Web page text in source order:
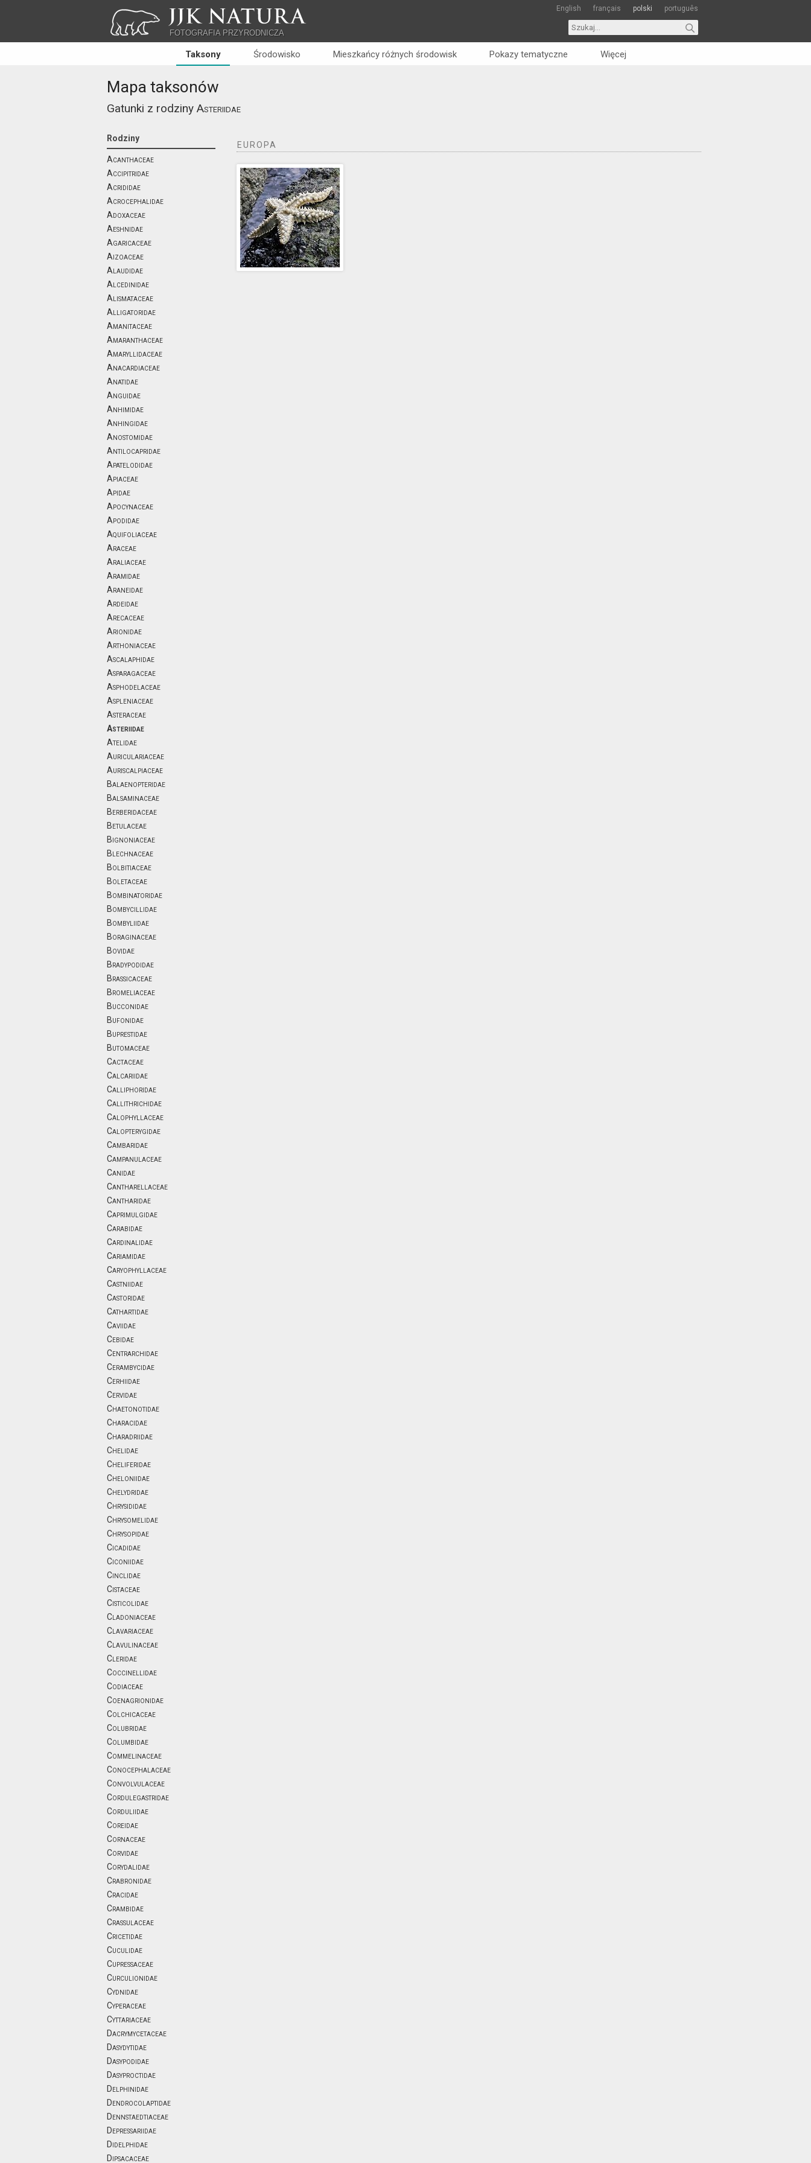
JJK NATURA
FOTOGRAFIA PRZYRODNICZA
English français polski português
Taksony Środowisko Mieszkańcy różnych środowisk Pokazy tematyczne Więcej
Mapa taksonów
Gatunki z rodziny Asteriidae
Rodziny
Acanthaceae
Accipitridae
Acrididae
Acrocephalidae
Adoxaceae
Aeshnidae
Agaricaceae
Aizoaceae
Alaudidae
Alcedinidae
Alismataceae
Alligatoridae
Amanitaceae
Amaranthaceae
Amaryllidaceae
Anacardiaceae
Anatidae
Anguidae
Anhimidae
Anhingidae
Anostomidae
Antilocapridae
Apatelodidae
Apiaceae
Apidae
Apocynaceae
Apodidae
Aquifoliaceae
Araceae
Araliaceae
Aramidae
Araneidae
Ardeidae
Arecaceae
Arionidae
Arthoniaceae
Ascalaphidae
Asparagaceae
Asphodelaceae
Aspleniaceae
Asteraceae
Asteriidae
Atelidae
Auriculariaceae
Auriscalpiaceae
Balaenopteridae
Balsaminaceae
Berberidaceae
Betulaceae
Bignoniaceae
Blechnaceae
Bolbitiaceae
Boletaceae
Bombinatoridae
Bombycillidae
Bombyliidae
Boraginaceae
Bovidae
Bradypodidae
Brassicaceae
Bromeliaceae
Bucconidae
Bufonidae
Buprestidae
Butomaceae
Cactaceae
Calcariidae
Calliphoridae
Callithrichidae
Calophyllaceae
Calopterygidae
Cambaridae
Campanulaceae
Canidae
Cantharellaceae
Cantharidae
Caprimulgidae
Carabidae
Cardinalidae
Cariamidae
Caryophyllaceae
Castniidae
Castoridae
Cathartidae
Caviidae
Cebidae
Centrarchidae
Cerambycidae
Cerhiidae
Cervidae
Chaetonotidae
Characidae
Charadriidae
Chelidae
Cheliferidae
Cheloniidae
Chelydridae
Chrysididae
Chrysomelidae
Chrysopidae
Cicadidae
Ciconiidae
Cinclidae
Cistaceae
Cisticolidae
Cladoniaceae
Clavariaceae
Clavulinaceae
Cleridae
Coccinellidae
Codiaceae
Coenagrionidae
Colchicaceae
Colubridae
Columbidae
Commelinaceae
Conocephalaceae
Convolvulaceae
Cordulegastridae
Corduliidae
Coreidae
Cornaceae
Corvidae
Corydalidae
Crabronidae
Cracidae
Crambidae
Crassulaceae
Cricetidae
Cuculidae
Cupressaceae
Curculionidae
Cydnidae
Cyperaceae
Cyttariaceae
Dacrymycetaceae
Dasydytidae
Dasypodidae
Dasyproctidae
Delphinidae
Dendrocolaptidae
Dennstaedtiaceae
Depressariidae
Didelphidae
Dipsacaceae
EUROPA